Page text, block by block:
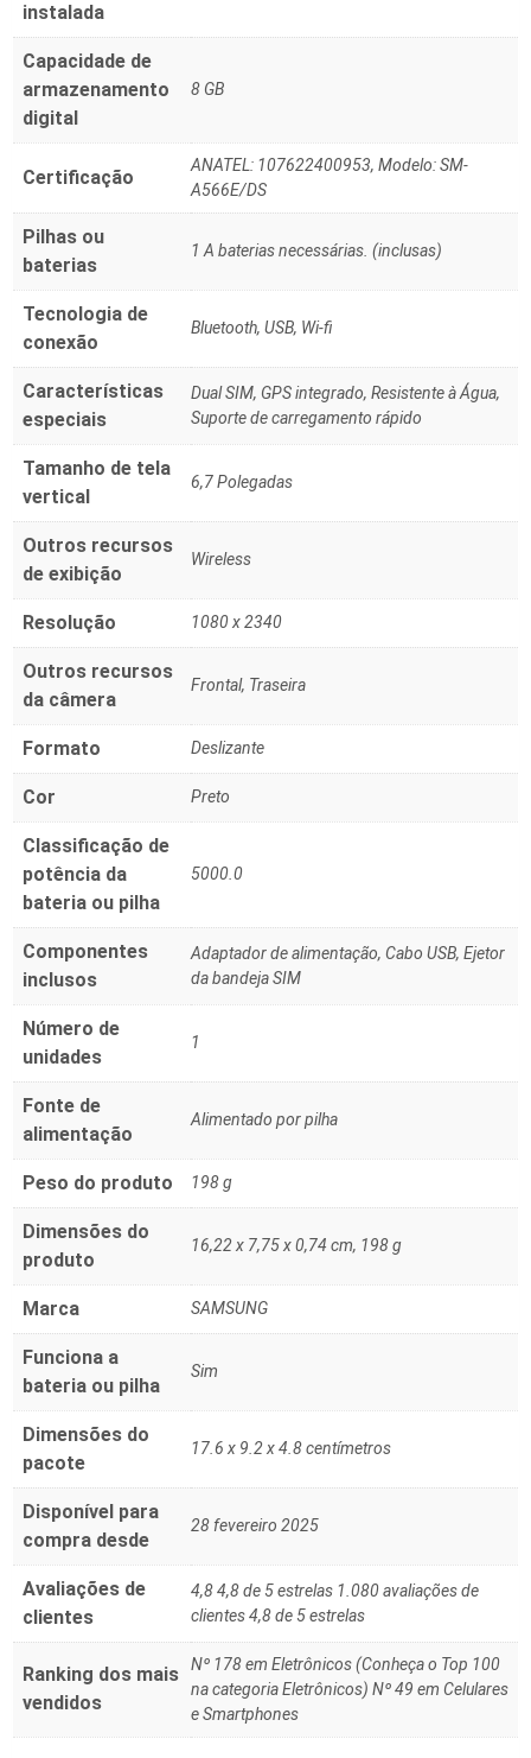
instalada
Capacidade de
armazenamento
digital
‎8 GB
Certificação
‎ANATEL: 107622400953, Modelo: SM-
A566E/DS
Pilhas ou
baterias
‎1 A baterias necessárias. (inclusas)
Tecnologia de
conexão
‎Bluetooth, USB, Wi-fi
Características
especiais
‎Dual SIM, GPS integrado, Resistente à Água,
Suporte de carregamento rápido
Tamanho de tela
vertical
‎6,7 Polegadas
Outros recursos
de exibição
‎Wireless
Resolução ‎1080 x 2340
Outros recursos
da câmera
‎Frontal, Traseira
Formato ‎Deslizante
Cor ‎Preto
Classificação de
potência da
bateria ou pilha
‎5000.0
Componentes
inclusos
‎Adaptador de alimentação, Cabo USB, Ejetor
da bandeja SIM
Número de
unidades
‎1
Fonte de
alimentação
‎Alimentado por pilha
Peso do produto ‎198 g
Dimensões do
produto
‎16,22 x 7,75 x 0,74 cm, 198 g
Marca ‎SAMSUNG
Funciona a
bateria ou pilha
‎Sim
Dimensões do
pacote
17.6 x 9.2 x 4.8 centímetros
Disponível para
compra desde
28 fevereiro 2025
Avaliações de
clientes
4,8 4,8 de 5 estrelas 1.080 avaliações de
clientes 4,8 de 5 estrelas
Ranking dos mais
vendidos
Nº 178 em Eletrônicos (Conheça o Top 100
na categoria Eletrônicos) Nº 49 em Celulares
e Smartphones